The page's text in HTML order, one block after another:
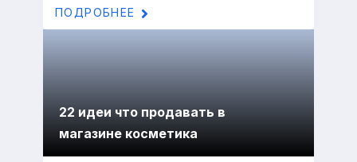
ПОДРОБНЕЕ
22 идеи что продавать в
магазине косметика